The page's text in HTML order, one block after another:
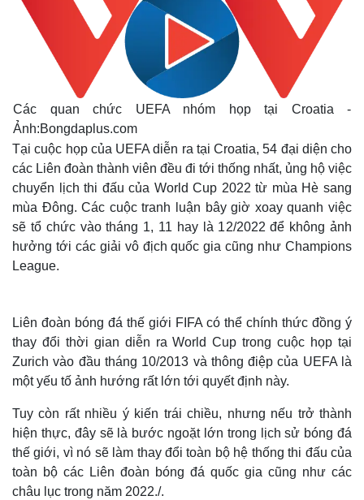
Các quan chức UEFA nhóm họp tại Croatia -
Ảnh:Bongdaplus.com
Tại cuộc họp của UEFA diễn ra tại Croatia, 54 đại diện cho
các Liên đoàn thành viên đều đi tới thống nhất, ủng hộ việc
chuyển lịch thi đấu của World Cup 2022 từ mùa Hè sang
mùa Đông. Các cuộc tranh luận bây giờ xoay quanh việc
sẽ tổ chức vào tháng 1, 11 hay là 12/2022 để không ảnh
hưởng tới các giải vô địch quốc gia cũng như Champions
League.
Liên đoàn bóng đá thế giới FIFA có thể chính thức đồng ý
thay đổi thời gian diễn ra World Cup trong cuộc họp tại
Zurich vào đầu tháng 10/2013 và thông điệp của UEFA là
một yếu tố ảnh hướng rất lớn tới quyết định này.
Tuy còn rất nhiều ý kiến trái chiều, nhưng nếu trở thành
hiện thực, đây sẽ là bước ngoặt lớn trong lịch sử bóng đá
thế giới, vì nó sẽ làm thay đổi toàn bộ hệ thống thi đấu của
toàn bộ các Liên đoàn bóng đá quốc gia cũng như các
châu lục trong năm 2022./.